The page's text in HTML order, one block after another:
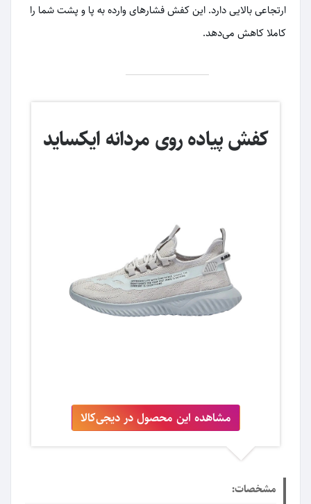
ارتجاعی بالایی دارد. این کفش فشارهای وارده به پا و پشت شما را
کاملا کاهش می‌دهد.
کفش پیاده روی مردانه ایکساید
مشاهده این محصول در دیجی‌کالا
مشخصات: